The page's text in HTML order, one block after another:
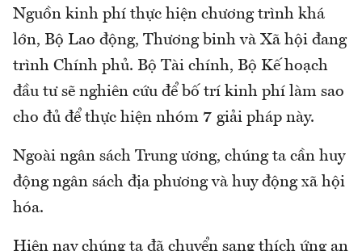
Nguồn kinh phí thực hiện chương trình khá
lớn, Bộ Lao động, Thương binh và Xã hội đang
trình Chính phủ. Bộ Tài chính, Bộ Kế hoạch
đầu tư sẽ nghiên cứu để bố trí kinh phí làm sao
cho đủ để thực hiện nhóm 7 giải pháp này.
Ngoài ngân sách Trung ương, chúng ta cần huy
động ngân sách địa phương và huy động xã hội
hóa.
Hiện nay chúng ta đã chuyển sang thích ứng an